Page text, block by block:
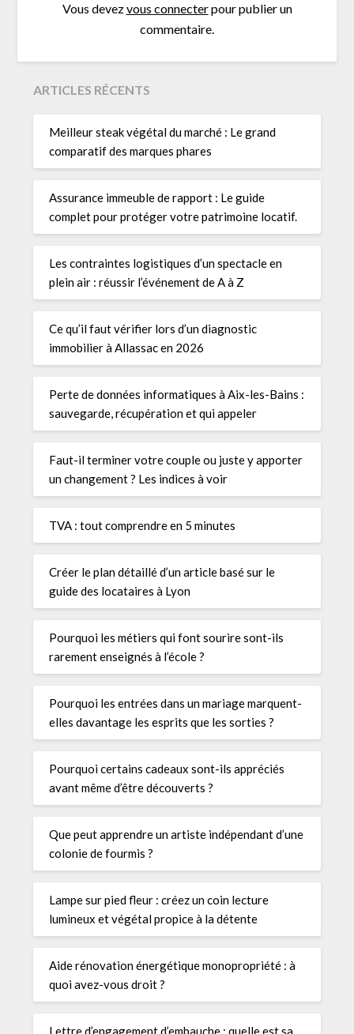
Vous devezvous connecterpour publier un
commentaire.
ARTICLES RÉCENTS
Meilleur steak végétal du marché : Le grand
comparatif des marques phares
Assurance immeuble de rapport : Le guide
complet pour protéger votre patrimoine locatif.
Les contraintes logistiques d’un spectacle en
plein air : réussir l’événement de A à Z
Ce qu’il faut vérifier lors d’un diagnostic
immobilier à Allassac en 2026
Perte de données informatiques à Aix-les-Bains :
sauvegarde, récupération et qui appeler
Faut-il terminer votre couple ou juste y apporter
un changement ? Les indices à voir
TVA : tout comprendre en 5 minutes
Créer le plan détaillé d’un article basé sur le
guide des locataires à Lyon
Pourquoi les métiers qui font sourire sont-ils
rarement enseignés à l’école ?
Pourquoi les entrées dans un mariage marquent-
elles davantage les esprits que les sorties ?
Pourquoi certains cadeaux sont-ils appréciés
avant même d’être découverts ?
Que peut apprendre un artiste indépendant d’une
colonie de fourmis ?
Lampe sur pied fleur : créez un coin lecture
lumineux et végétal propice à la détente
Aide rénovation énergétique monopropriété : à
quoi avez-vous droit ?
Lettre d’engagement d’embauche : quelle est sa